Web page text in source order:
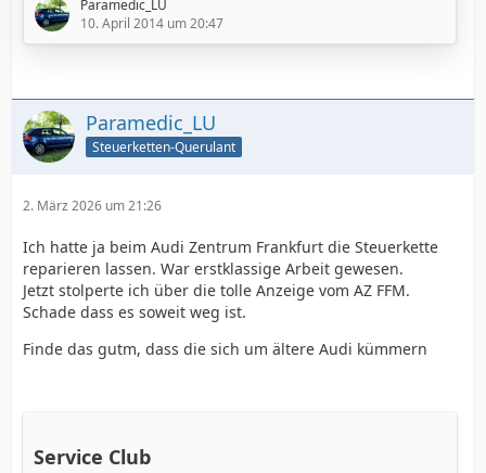
Ölkohlepartikel und Öllack, und Schleifspuren am
Boden.
Ursache ausgemacht wurden, bzw. die Steuerventile
darin.
Paramedic_LU
10. April 2014 um 20:47
Paramedic_LU
Steuerketten-Querulant
2. März 2026 um 21:26
Ich hatte ja beim Audi Zentrum Frankfurt die Steuerkette
reparieren lassen. War erstklassige Arbeit gewesen.
Jetzt stolperte ich über die tolle Anzeige vom AZ FFM.
Schade dass es soweit weg ist.
Finde das gutm, dass die sich um ältere Audi kümmern
Service Club